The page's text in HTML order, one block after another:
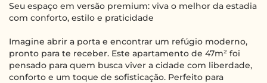
Seu espaço em versão premium: viva o melhor da estadia
com conforto, estilo e praticidade
Imagine abrir a porta e encontrar um refúgio moderno,
pronto para te receber. Este apartamento de 47m² foi
pensado para quem busca viver a cidade com liberdade,
conforto e um toque de sofisticação. Perfeito para